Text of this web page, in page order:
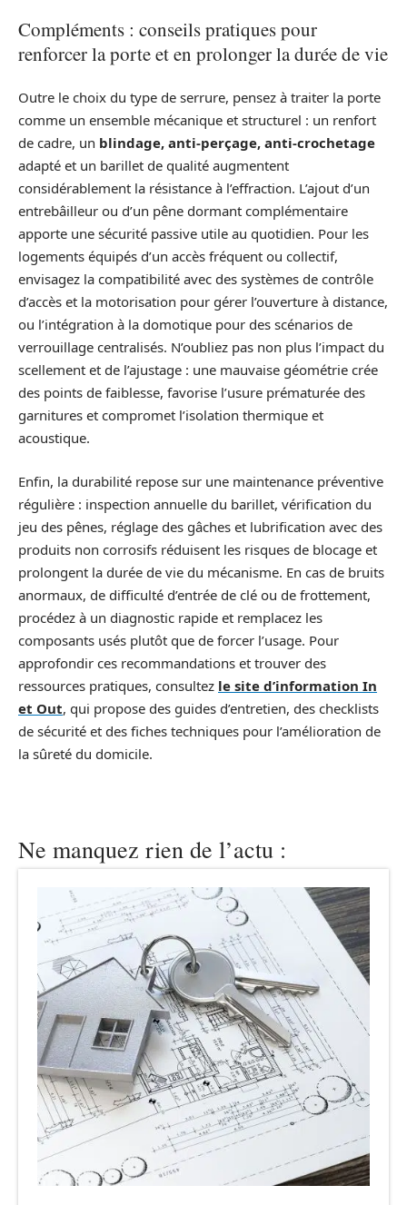
Compléments : conseils pratiques pour
renforcer la porte et en prolonger la durée de vie
Outre le choix du type de serrure, pensez à traiter la porte
comme un ensemble mécanique et structurel : un renfort
de cadre, un blindage, anti-perçage, anti-crochetage
adapté et un barillet de qualité augmentent
considérablement la résistance à l’effraction. L’ajout d’un
entrebâilleur ou d’un pêne dormant complémentaire
apporte une sécurité passive utile au quotidien. Pour les
logements équipés d’un accès fréquent ou collectif,
envisagez la compatibilité avec des systèmes de contrôle
d’accès et la motorisation pour gérer l’ouverture à distance,
ou l’intégration à la domotique pour des scénarios de
verrouillage centralisés. N’oubliez pas non plus l’impact du
scellement et de l’ajustage : une mauvaise géométrie crée
des points de faiblesse, favorise l’usure prématurée des
garnitures et compromet l’isolation thermique et
acoustique.
Enfin, la durabilité repose sur une maintenance préventive
régulière : inspection annuelle du barillet, vérification du
jeu des pênes, réglage des gâches et lubrification avec des
produits non corrosifs réduisent les risques de blocage et
prolongent la durée de vie du mécanisme. En cas de bruits
anormaux, de difficulté d’entrée de clé ou de frottement,
procédez à un diagnostic rapide et remplacez les
composants usés plutôt que de forcer l’usage. Pour
approfondir ces recommandations et trouver des
ressources pratiques, consultez le site d’information In
et Out, qui propose des guides d’entretien, des checklists
de sécurité et des fiches techniques pour l’amélioration de
la sûreté du domicile.
Ne manquez rien de l’actu :